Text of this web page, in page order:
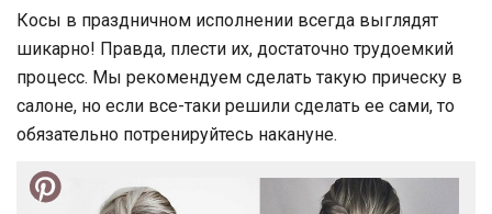
Косы в праздничном исполнении всегда выглядят
шикарно! Правда, плести их, достаточно трудоемкий
процесс. Мы рекомендуем сделать такую прическу в
салоне, но если все-таки решили сделать ее сами, то
обязательно потренируйтесь накануне.